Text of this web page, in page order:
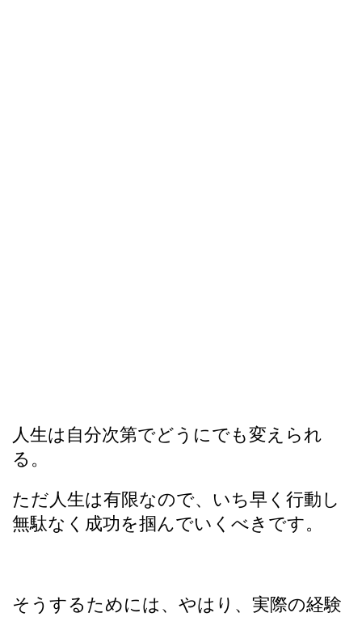
人生は自分次第でどうにでも変えられ
る。
ただ人生は有限なので、いち早く行動し
無駄なく成功を掴んでいくべきです。
そうするためには、やはり、実際の経験